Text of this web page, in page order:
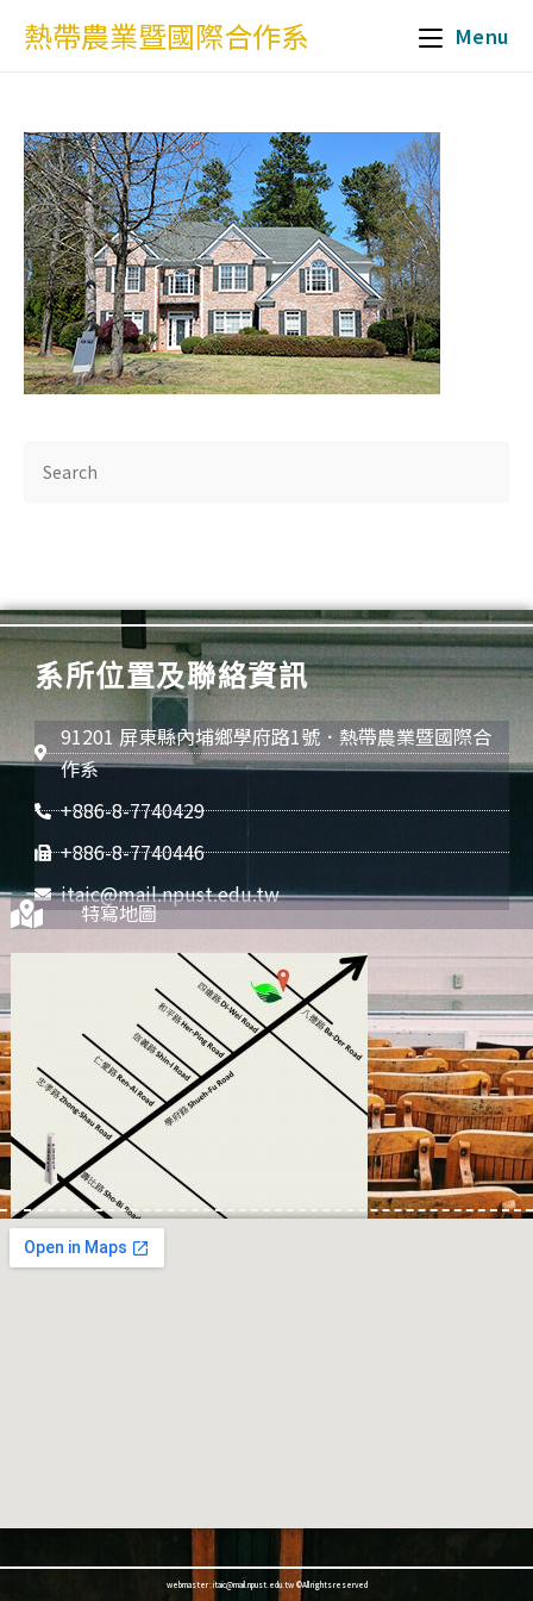
熱帶農業暨國際合作系 Menu
系所位置及聯絡資訊
91201 屏東縣內埔鄉學府路1號．熱帶農業暨國際合
作系
+886-8-7740429
+886-8-7740446
itaic@mail.npust.edu.tw
特寫地圖
webmaster : itaic@mail.npust.edu.tw ©All rights reserved